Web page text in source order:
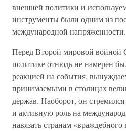
внешней политики и
инструменты были одним из
международной напряженности.
Перед Второй мировой войной
политике отнюдь не намерен
реакцией на события,
принимаемыми в столицах
держав. Наоборот, он
и активную роль на
навязать странам «враждебного